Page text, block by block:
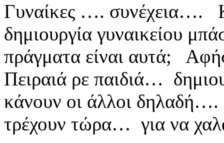
Γυναίκες …. συνέχεια….
δημιουργία γυναικείου
πράγματα είναι αυτά;
Πειραιά ρε παιδιά…
κάνουν οι άλλοι
τρέχουν τώρα… για να